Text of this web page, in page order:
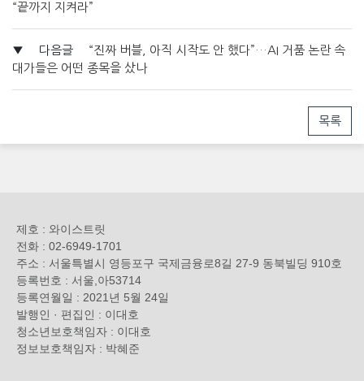
“끝까지 지켜라”
▼ 다음글
“진짜 버블, 아직 시작도 안 했다”…AI 거품 논란 속
대가들은 어떤 종목을 샀나
목록
제호 : 와이스트릿
전화 : 02-6949-1701
주소 : 서울특별시 영등포구 국제금융로8길 27-9 동북빌딩 910호
등록번호 : 서울,아53714
등록연월일 : 2021년 5월 24일
발행인 · 편집인 : 이대호
청소년보호책임자 : 이대호
정보보호책임자 : 박혜준